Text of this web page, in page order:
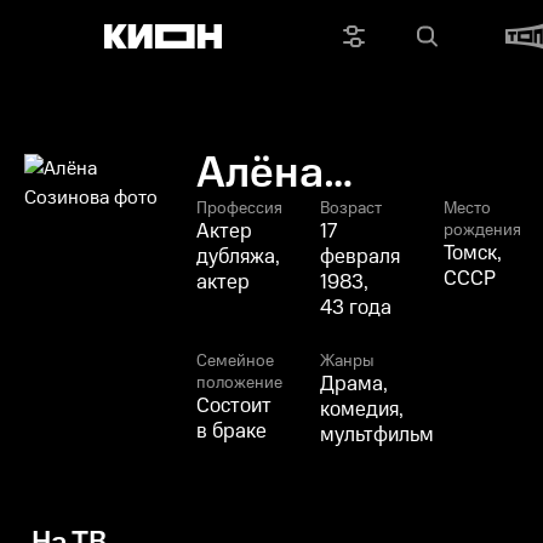
Алёна
Созинова
Профессия
Актер
дубляжа,
актер
Возраст
17
февраля
1983,
43 года
Место
рождения
Томск,
СССР
Семейное
положение
Состоит
в браке
Жанры
Драма,
комедия,
мультфильм